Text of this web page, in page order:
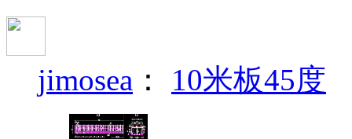
jimosea ： 10米板45度